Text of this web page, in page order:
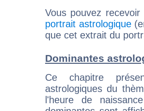
Vous pouvez
portrait astrologique
que cet extrait du
Dominantes
Ce chapitre
astrologiques du
l'heure de